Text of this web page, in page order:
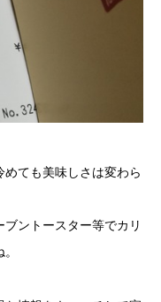
ても美味しさは変わら
ントースター等でカリ